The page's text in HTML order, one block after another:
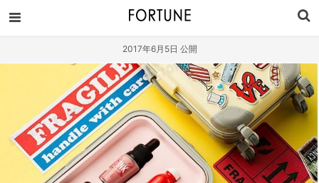
2017年6月5日 公開